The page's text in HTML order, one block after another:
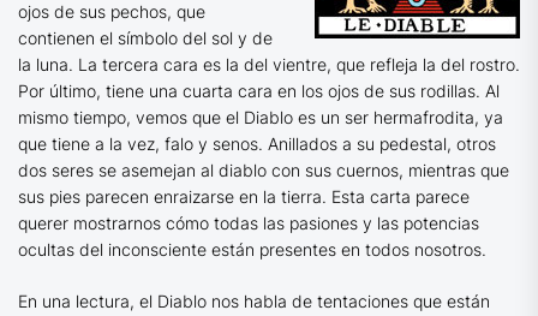
ojos de sus pechos, que
contienen el símbolo del sol y de
la luna. La tercera cara es la del vientre, que refleja la del rostro.
Por último, tiene una cuarta cara en los ojos de sus rodillas. Al
mismo tiempo, vemos que el Diablo es un ser hermafrodita, ya
que tiene a la vez, falo y senos. Anillados a su pedestal, otros
dos seres se asemejan al diablo con sus cuernos, mientras que
sus pies parecen enraizarse en la tierra. Esta carta parece
querer mostrarnos cómo todas las pasiones y las potencias
ocultas del inconsciente están presentes en todos nosotros.
En una lectura, el Diablo nos habla de tentaciones que están